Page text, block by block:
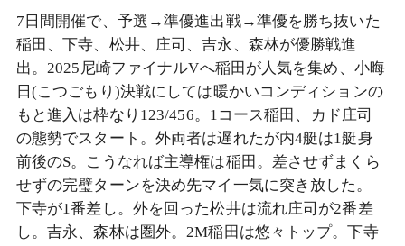
7日間開催で、予選→準優進出戦→準優を勝ち抜いた
稲田、下寺、松井、庄司、吉永、森林が優勝戦進
出。2025尼崎ファイナルVへ稲田が人気を集め、小晦
日(こつごもり)決戦にしては暖かいコンディションの
もと進入は枠なり123/456。1コース稲田、カド庄司
の態勢でスタート。外両者は遅れたが内4艇は1艇身
前後のS。こうなれば主導権は稲田。差させずまくら
せずの完璧ターンを決め先マイ一気に突き放した。
下寺が1番差し。外を回った松井は流れ庄司が2番差
し。吉永、森林は圏外。2M稲田は悠々トップ。下寺